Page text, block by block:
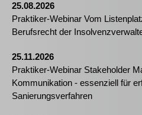
25.08.2026
Praktiker-Webinar Vom
Berufsrecht der
25.11.2026
Praktiker-Webinar Stakeholder
Kommunikation - essenziell für
Sanierungsverfahren